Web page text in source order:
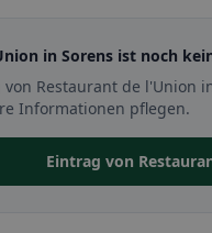
in Sorens ist noch
Restaurant de l'Union
Informationen pflegen.
Eintrag von